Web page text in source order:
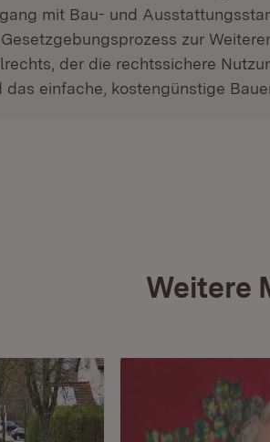
mit Bau- und
zur
der die rechtssichere
das einfache, kostengünstige
Weitere